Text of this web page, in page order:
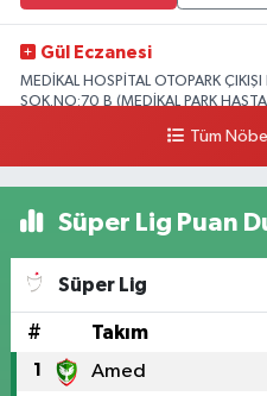
Gül Eczanesi
MEDİKAL HOSPİTAL OTOPARK ÇIKIŞI
SOK.NO:70 B (MEDİKAL PARK
Yıldız Eczanesi
Üniversite Mah.Yunus Emre Bulvarı
Tüm
Süper Lig Puan
Süper Lig
# Takım
1 Amed